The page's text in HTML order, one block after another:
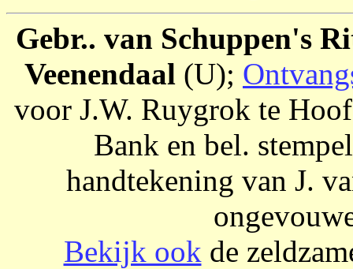
Gebr.. van Schuppen's
Veenendaal (U);
voor J.W. Ruygrok te
Bank en bel.
handtekening van J.
Bekijk ook de